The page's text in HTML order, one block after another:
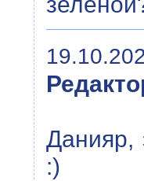
Данияр,
:)